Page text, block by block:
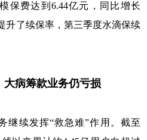
保费达到6.44亿元，同比增长
升了续保率，第三季度水滴保续
大病筹款业务仍亏损
继续发挥“救急难”作用。截至